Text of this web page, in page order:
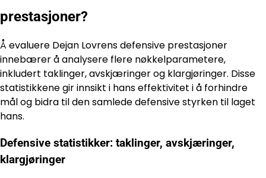
prestasjoner?
Å evaluere Dejan Lovrens defensive prestasjoner
innebærer å analysere flere nøkkelparametere,
inkludert taklinger, avskjæringer og klargjøringer. Disse
statistikkene gir innsikt i hans effektivitet i å forhindre
mål og bidra til den samlede defensive styrken til laget
hans.
Defensive statistikker: taklinger, avskjæringer,
klargjøringer